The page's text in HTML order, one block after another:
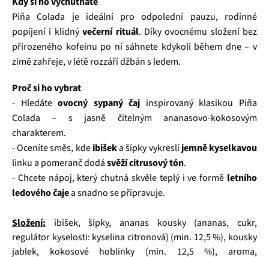
Piňa Colada je ideální pro odpolední pauzu, rodinné
popíjení i klidnývečerní rituál. Díky ovocnému složení bez
přirozeného kofeinu po ní sáhnete kdykoli během dne – v
zimě zahřeje, v létě rozzáří džbán s ledem.
Proč si ho vybrat
- Hledáteovocný sypaný čaj inspirovaný klasikou Piña
Colada – s jasně čitelným ananasovo‑kokosovým
charakterem.
- Oceníte směs, kdeibišeka šípky vykreslíjemně kyselkavou
linku a pomeranč dodásvěží citrusový tón.
- Chcete nápoj, který chutná skvěle teplý i ve formě letního
ledového čajea snadno se připravuje.
Složení: ibišek, šípky, ananas kousky (ananas, cukr,
regulátor kyselosti: kyselina citronová) (min. 12,5 %), kousky
jablek, kokosové hoblinky (min. 12,5 %), aroma,